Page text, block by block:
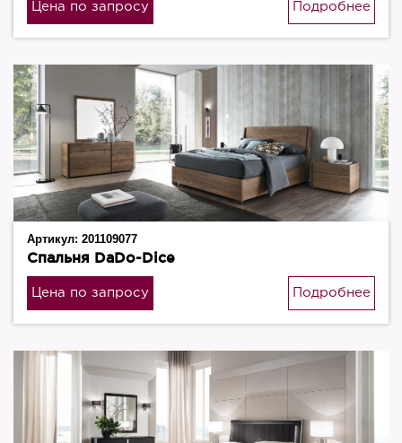
Цена по запросу Подробнее
Артикул: 201109077
Спальня DaDo-Dice
Цена по запросу Подробнее